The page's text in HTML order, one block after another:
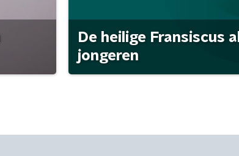
De heilige Fransiscus
jongeren